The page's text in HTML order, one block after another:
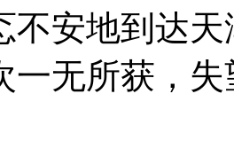
不安地到达
一无所获，